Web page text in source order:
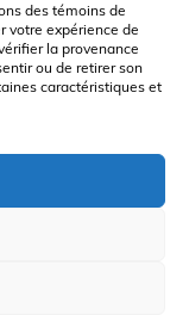
des témoins de
votre expérience de
la provenance
ou de retirer son
caractéristiques et
contrôlées et